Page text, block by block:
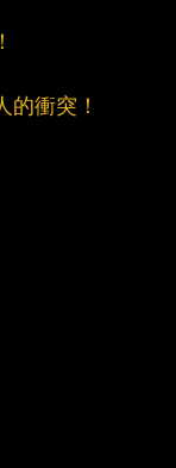
衝突！